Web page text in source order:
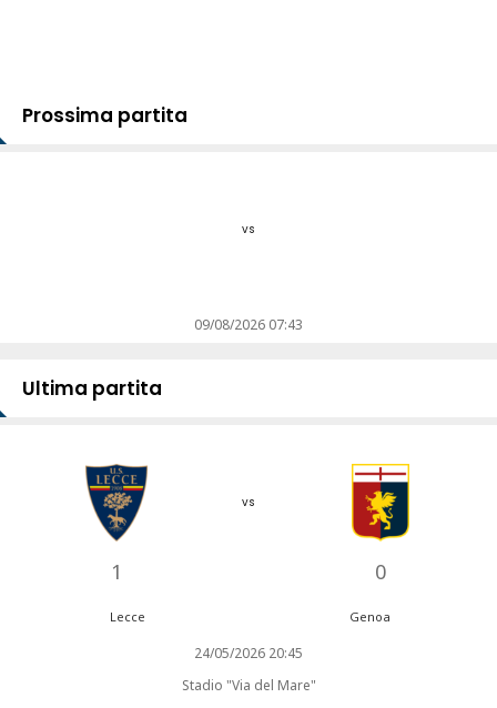
Prossima partita
vs
09/08/2026 07:43
Ultima partita
1
vs
0
Lecce Genoa
24/05/2026 20:45
Stadio "Via del Mare"